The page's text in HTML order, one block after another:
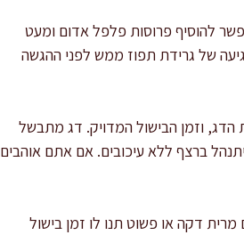
להוסיף פרוסות פלפל אדום ומעט
של גרידת תפוז ממש לפני ההגשה
וזמן הבישול המדויק. דג מתבשל
ברצף ללא עיכובים. אם אתם אוהבים
דקה או פשוט תנו לו זמן בישול